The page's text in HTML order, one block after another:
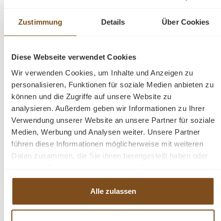
Zustimmung Details Über Cookies
Diese Webseite verwendet Cookies
Wir verwenden Cookies, um Inhalte und Anzeigen zu
personalisieren, Funktionen für soziale Medien anbieten zu
können und die Zugriffe auf unsere Website zu
analysieren. Außerdem geben wir Informationen zu Ihrer
Verwendung unserer Website an unsere Partner für soziale
Medien, Werbung und Analysen weiter. Unsere Partner
führen diese Informationen möglicherweise mit weiteren
Daten zusammen, die Sie ihnen bereitgestellt haben oder
haben.
Alle zulassen
Möbeln aus unserer Bologna-Kollektion!
Die Abmessungen: Höhe 195 cm - Breite 115 cm - Tiefe
40 cm.
fertig montiert
stabile Regalböden
Landhaus-Stil
Massivholz
1- teilig
Gewicht ca. 100 kg
Fragen zum Produkt?